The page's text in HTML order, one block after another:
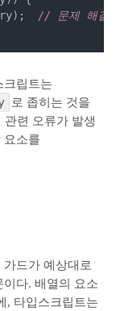
// 문제 해결
크립트는
로 좁히는 것을
관련 오류가 발생
요소를
드가 예상대로
이다. 배열의 요소
, 타입스크립트는